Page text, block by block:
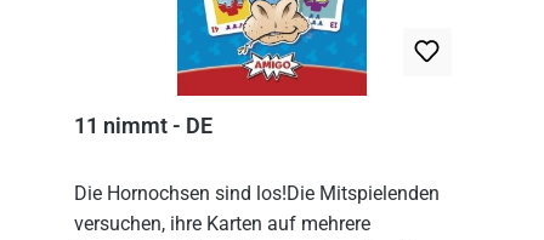
11 nimmt - DE
Die Hornochsen sind los!Die Mitspielenden
versuchen, ihre Karten auf mehrere